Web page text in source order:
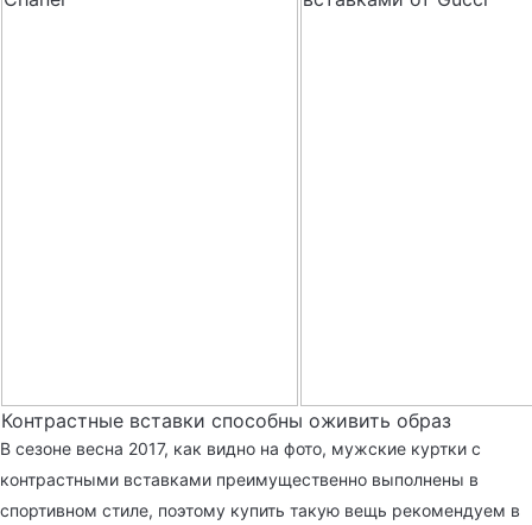
Контрастные вставки способны оживить образ
В сезоне весна 2017, как видно на фото, мужские куртки с
контрастными вставками преимущественно выполнены в
спортивном стиле, поэтому купить такую вещь рекомендуем в